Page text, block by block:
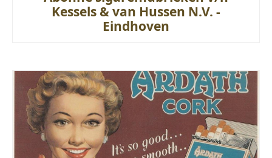
Kessels & van Hussen N.V. -
Eindhoven